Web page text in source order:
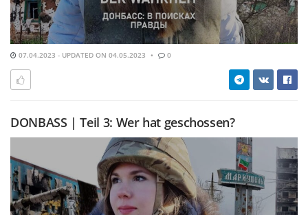
07.04.2023 - UPDATED ON 04.05.2023 0
DONBASS | Teil 3: Wer hat geschossen?